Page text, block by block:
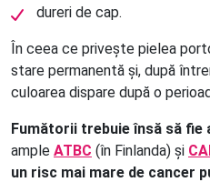
dureri de cap.
În ceea ce privește pielea
stare permanentă și, după
culoarea dispare după o
Fumătorii trebuie însă să fie
ample ATBC (în Finlanda) și
un risc mai mare de cancer